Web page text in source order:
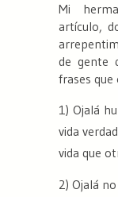
Mi
artículo,
de gente
frases que
1) Ojalá
vida
vida que
2) Ojalá